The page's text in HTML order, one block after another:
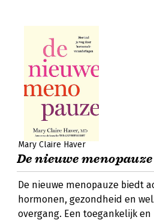
Mary Claire Haver
De nieuwe menopauze
De nieuwe menopauze biedt
hormonen, gezondheid en
overgang. Een toegankelijk